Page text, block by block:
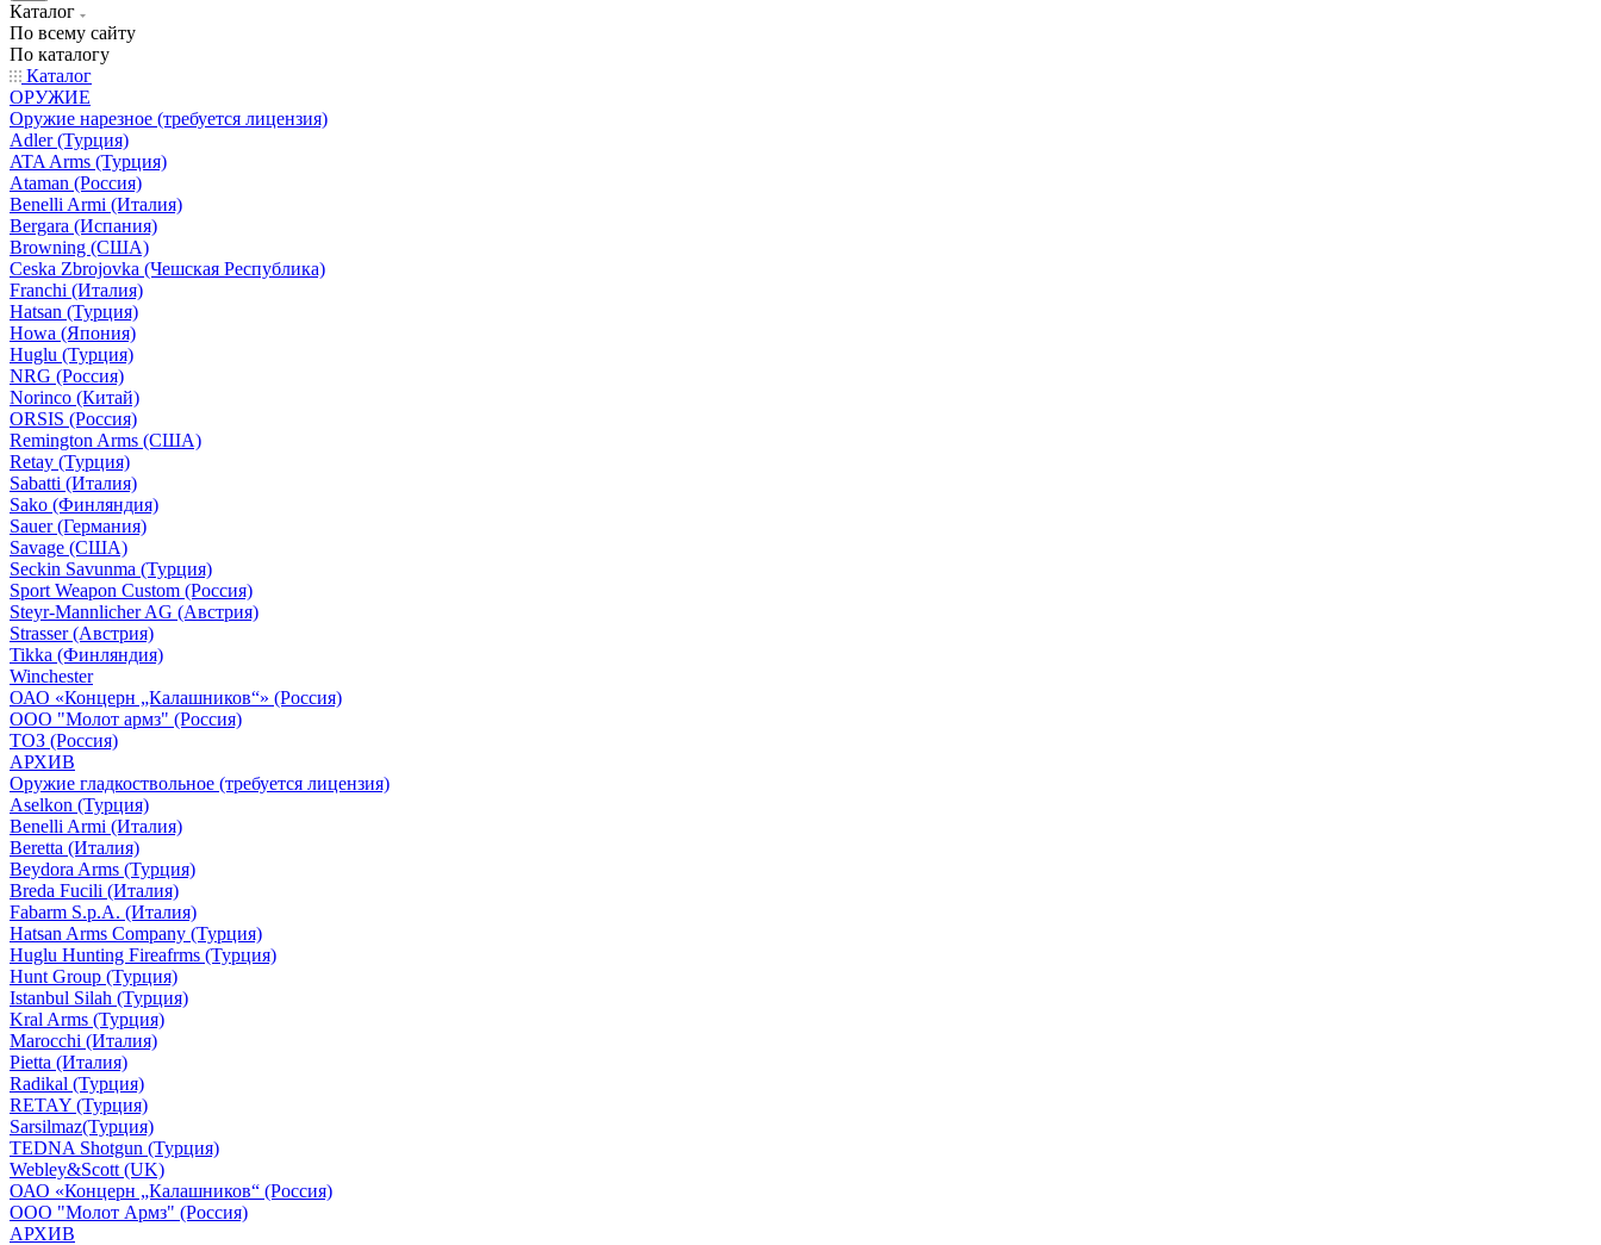
Каталог
По всему сайту
По каталогу
Каталог
ОРУЖИЕ
Оружие нарезное (требуется лицензия)
Adler (Турция)
ATA Arms (Турция)
Ataman (Россия)
Benelli Armi (Италия)
Bergara (Испания)
Browning (США)
Ceska Zbrojovka (Чешская Республика)
Franchi (Италия)
Hatsan (Турция)
Howa (Япония)
Huglu (Турция)
NRG (Россия)
Norinco (Китай)
ORSIS (Россия)
Remington Arms (США)
Retay (Турция)
Sabatti (Италия)
Sako (Финляндия)
Sauer (Германия)
Savage (США)
Seckin Savunma (Турция)
Sport Weapon Custom (Россия)
Steyr-Mannlicher AG (Австрия)
Strasser (Австрия)
Tikka (Финляндия)
Winchester
ОАО «Концерн „Калашников“» (Россия)
ООО "Молот армз" (Россия)
ТОЗ (Россия)
АРХИВ
Оружие гладкоствольное (требуется лицензия)
Aselkon (Турция)
Benelli Armi (Италия)
Beretta (Италия)
Beydora Arms (Турция)
Breda Fucili (Италия)
Fabarm S.p.A. (Италия)
Hatsan Arms Company (Турция)
Huglu Hunting Fireafrms (Турция)
Hunt Group (Турция)
Istanbul Silah (Турция)
Kral Arms (Турция)
Marocchi (Италия)
Pietta (Италия)
Radikal (Турция)
RETAY (Турция)
Sarsilmaz(Турция)
TEDNA Shotgun (Турция)
Webley&Scott (UK)
ОАО «Концерн „Калашников“ (Россия)
ООО "Молот Армз" (Россия)
АРХИВ